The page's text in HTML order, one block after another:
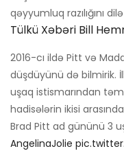
qəyyumluq razılığını
Tülkü Xəbəri Bill
2016-cı ildə Pitt və
düşdüyünü də bilmirik.
uşaq istismarından
hadisələrin ikisi
Brad Pitt ad gününü 3
AngelinaJolie